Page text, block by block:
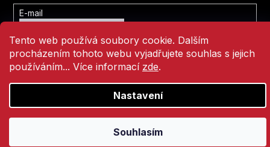
Tento web používá soubory cookie. Dalším
procházením tohoto webu vyjadřujete souhlas s jejich
používáním... Více informací zde.
Nastavení
Souhlasím
E-mail
Vložením e-mailu souhlasíte s
podmínkami ochrany osobních údajů
Copyright 2026Comics Point. Všechna práva vyhrazena.